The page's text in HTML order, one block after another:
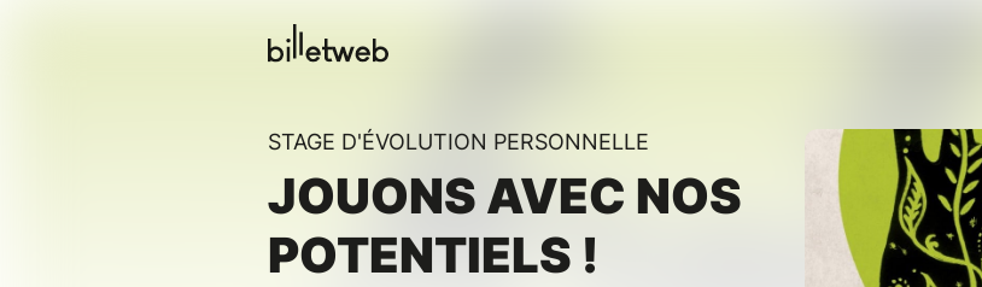
STAGE D'ÉVOLUTION PERSONNELLE
JOUONS AVEC NOS
POTENTIELS !